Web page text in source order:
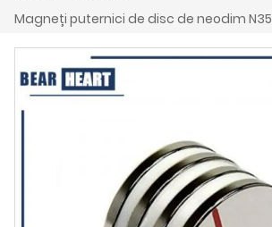
Magneți puternici de disc de neodim N35